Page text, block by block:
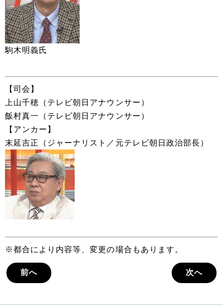
駒木明義氏
【司会】
上山千穂（テレビ朝日アナウンサー）
飯村真一（テレビ朝日アナウンサー）
【アンカー】
末延吉正（ジャーナリスト／元テレビ朝日政治部長）
※都合により内容等、変更の場合もあります。
前へ 次へ